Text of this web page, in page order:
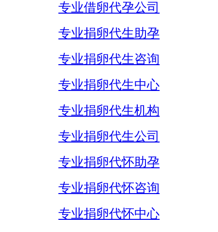
专业借卵代孕公司
专业捐卵代生助孕
专业捐卵代生咨询
专业捐卵代生中心
专业捐卵代生机构
专业捐卵代生公司
专业捐卵代怀助孕
专业捐卵代怀咨询
专业捐卵代怀中心